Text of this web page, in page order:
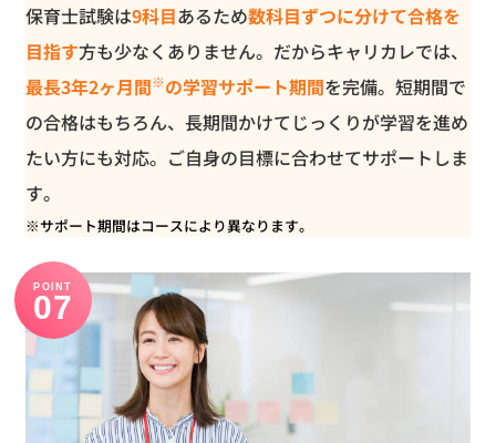
保育士試験は9科目あるため数科目ずつに分けて合格を
目指す方も少なくありません。だからキャリカレでは、
最長3年2ヶ月間※の学習サポート期間を完備。短期間で
の合格はもちろん、長期間かけてじっくりが学習を進め
たい方にも対応。ご自身の目標に合わせてサポートしま
す。
※サポート期間はコースにより異なります。
POINT